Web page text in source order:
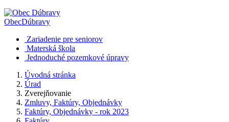
ObecDúbravy
Zariadenie pre seniorov
Materská škola
Jednoduché pozemkové úpravy
Úvodná stránka
Úrad
Zverejňovanie
Zmluvy, Faktúry, Objednávky
Faktúry, Objednávky - rok 2023